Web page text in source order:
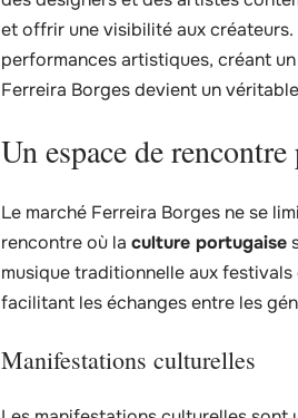
et offrir une visibilité aux
performances artistiques, créant
Ferreira Borges devient un
Un espace de
Le marché Ferreira Borges ne se
rencontre où la culture portugaise
musique traditionnelle aux
facilitant les échanges entre les
Manifestations culturelles